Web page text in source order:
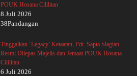
POUK Hosana Cililitan
8 Juli 2026
38Pandangan
Tinggalkan ‘Legacy’ Ketaatan, Pdt. Sapta Siagian
Resmi Dilepas Majelis dan Jemaat POUK Hosana
Cililitan
6 Juli 2026